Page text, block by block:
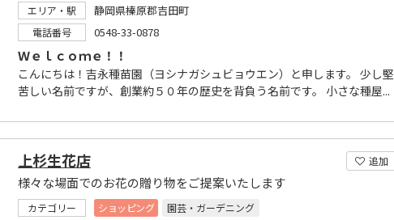
エリア・駅
静岡県榛原郡吉田町
電話番号 0548-33-0878
Ｗｅｌｃｏｍｅ！！
こんにちは！吉永種苗園（ヨシナガシュビョウエン）と申します。 少し堅
苦しい名前ですが、創業約５０年の歴史を背負う名前です。 小さな種屋...
追加
上杉生花店
様々な場面でのお花の贈り物をご提案いたします
カテゴリー ショッピング
園芸・ガーデニング